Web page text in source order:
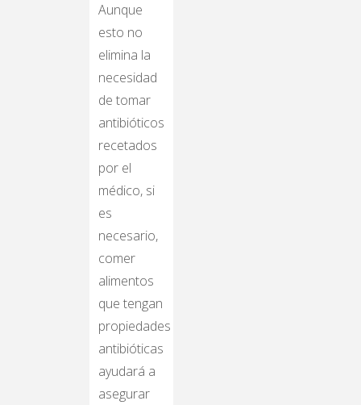
Aunque
esto no
elimina la
necesidad
de tomar
antibióticos
recetados
por el
médico, si
es
necesario,
comer
alimentos
que tengan
propiedades
antibióticas
ayudará a
asegurar